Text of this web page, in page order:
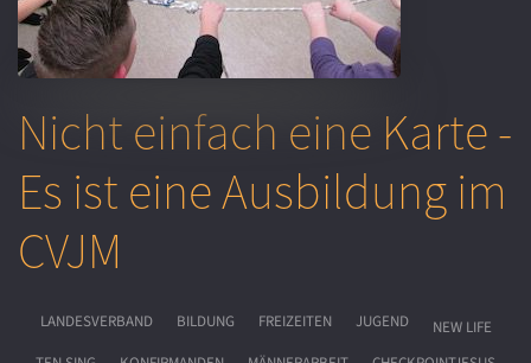
Nicht einfach eine Karte -
Es ist eine Ausbildung im
CVJM
LANDESVERBAND BILDUNG FREIZEITEN JUGEND
NEW LIFE